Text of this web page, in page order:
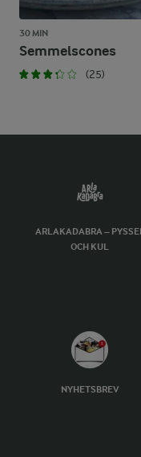
30 MIN
Semmelscones
(25)
ARLAKADABRA –
OCH KUL
NYHETSBREV